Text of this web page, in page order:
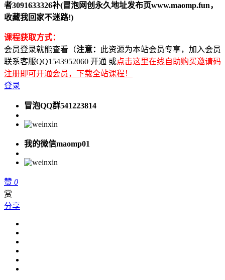
者3091633326补(冒泡网创永久地址发布页www.maomp.fun，
收藏我回家不迷路!)
课程获取方式：
会员登录就能查看（注意：
此资源为本站会员专享，加入会员
联系客服QQ1543952060 开通 或点击这里在线自助购买邀请码
注册即可开通会员，下载全站课程！
登录
冒泡QQ群541223814
我的微信maomp01
赞 0
赏
分享